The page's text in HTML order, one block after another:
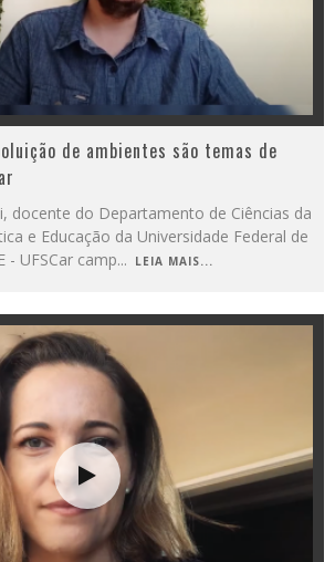
de ambientes são temas de
docente do Departamento de Ciências da
e Educação da Universidade Federal de
- UFSCar camp... LEIA MAIS...